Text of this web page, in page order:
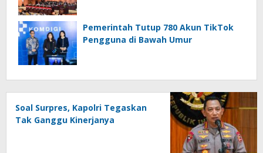
Pemerintah Tutup 780 Akun TikTok
Pengguna di Bawah Umur
Soal Surpres, Kapolri Tegaskan
Tak Ganggu Kinerjanya